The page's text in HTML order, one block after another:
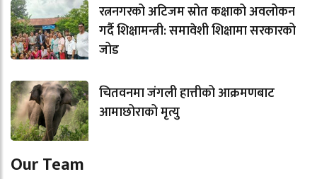
रत्ननगरको अटिजम स्रोत कक्षाको अवलोकन
गर्दै शिक्षामन्त्री: समावेशी शिक्षामा सरकारको
जोड
चितवनमा जंगली हात्तीको आक्रमणबाट
आमाछोराको मृत्यु
Our Team